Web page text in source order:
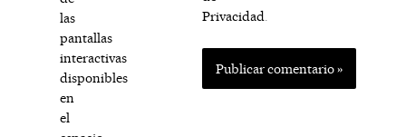
las
pantallas
interactivas
disponibles
en
el
Privacidad